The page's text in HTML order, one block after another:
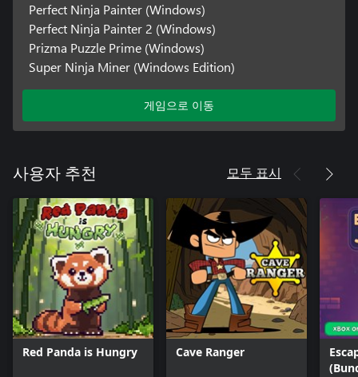
Perfect Ninja Painter (Windows)
Perfect Ninja Painter 2 (Windows)
Prizma Puzzle Prime (Windows)
Super Ninja Miner (Windows Edition)
게임으로 이동
사용자 추천 모두 표시
Red Panda is Hungry Cave Ranger